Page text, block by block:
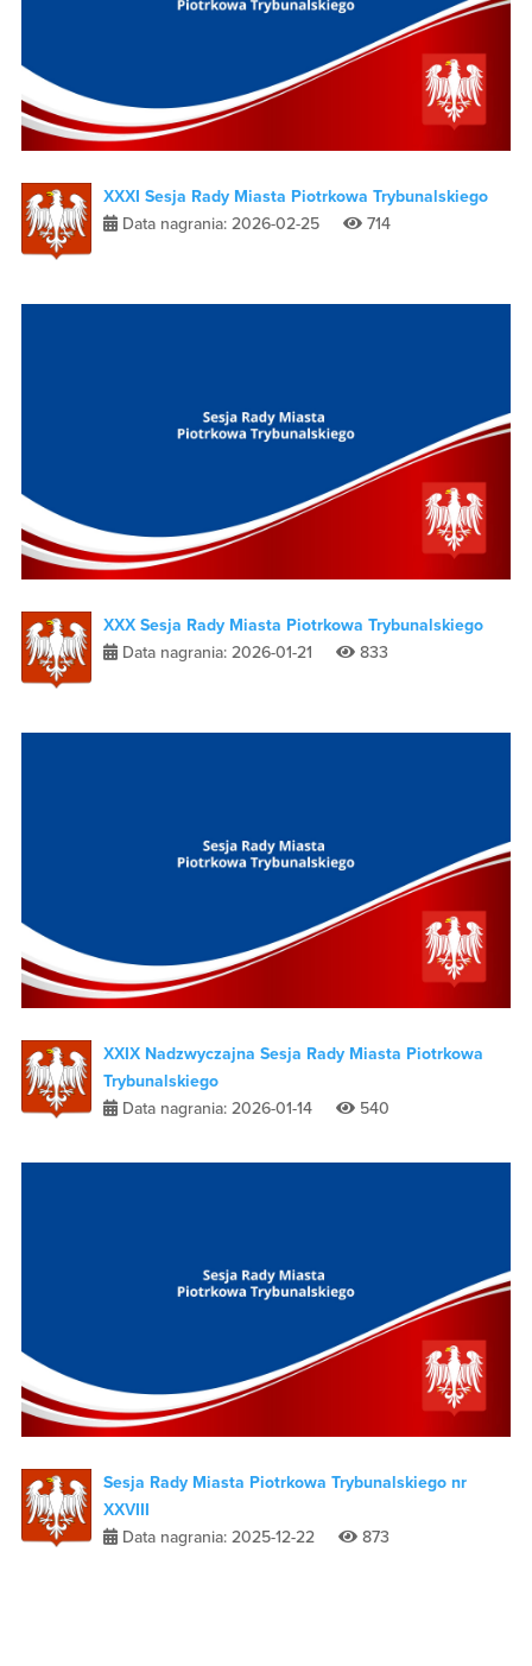
XXXI Sesja Rady Miasta Piotrkowa Trybunalskiego
Data nagrania: 2026-02-25
714
XXX Sesja Rady Miasta Piotrkowa Trybunalskiego
Data nagrania: 2026-01-21
833
XXIX Nadzwyczajna Sesja Rady Miasta Piotrkowa
Trybunalskiego
Data nagrania: 2026-01-14
540
Sesja Rady Miasta Piotrkowa Trybunalskiego nr
XXVIII
Data nagrania: 2025-12-22
873